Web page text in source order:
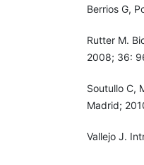
Berrios G,
Rutter M.
2008; 36:
Soutullo C,
Madrid;
Vallejo J.